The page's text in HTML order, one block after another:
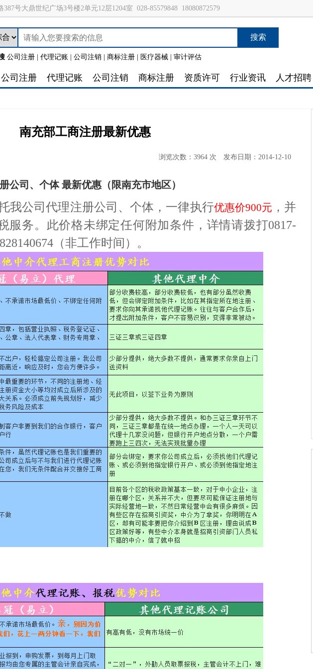
387号大鼎世纪广场3号楼2单元12层1204室 028-85579848 18080872579
搜索
公司注册 代理记账 公司注销 商标注册 医疗器械 审计评估
公司注册 代理记账 公司注销 商标注册 资质许可 行业资讯 人才招聘
南充部工商注册最新优惠
浏览次数：3964 次 发布日期：2014-12-10
公司、个体 最新优惠（限南充市地区）
我公司代理注册公司、个体，一律执行优惠价900元 ，并
服务。此价格未绑定任何附加条件，详情请拨打0817-
（非工作时间）。